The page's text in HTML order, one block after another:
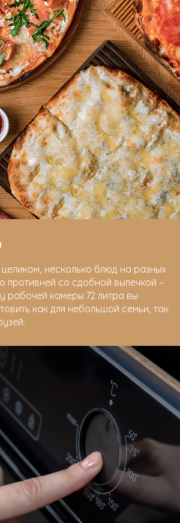
несколько блюд на разных
противней со сдобной выпечкой –
рабочей камеры 72 литра вы
как для небольшой семьи, так